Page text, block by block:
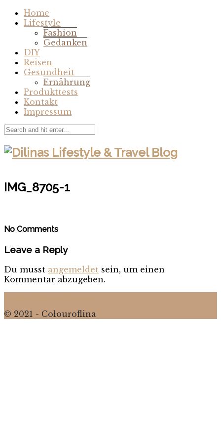
Home
Lifestyle
Fashion
Gedanken
DIY
Reisen
Gesundheit
Ernährung
Produkttests
Kontakt
Impressum
IMG_8705-1
No Comments
Leave a Reply
Du musst angemeldet sein, um einen
Kommentar abzugeben.
© 2021 - Colouroflina